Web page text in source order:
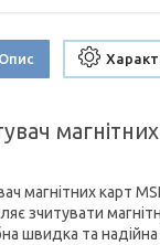
Опис
магнітних карт
зчитувати
швидка та